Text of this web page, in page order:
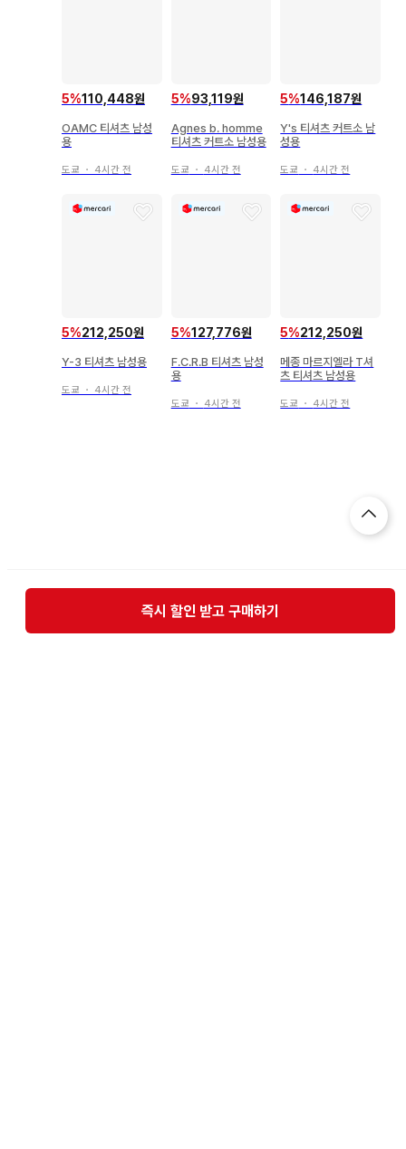
5%110,448원
OAMC 티셔츠 남성
용
도쿄 ・ 4시간 전
5%93,119원
Agnes b. homme
티셔츠 커트소 남성용
도쿄 ・ 4시간 전
5%146,187원
Y's 티셔츠 커트소 남
성용
도쿄 ・ 4시간 전
5%212,250원
Y-3 티셔츠 남성용
도쿄 ・ 4시간 전
5%127,776원
F.C.R.B 티셔츠 남성
용
도쿄 ・ 4시간 전
5%212,250원
메종 마르지엘라 T셔
츠 티셔츠 남성용
도쿄 ・ 4시간 전
즉시 할인 받고 구매하기